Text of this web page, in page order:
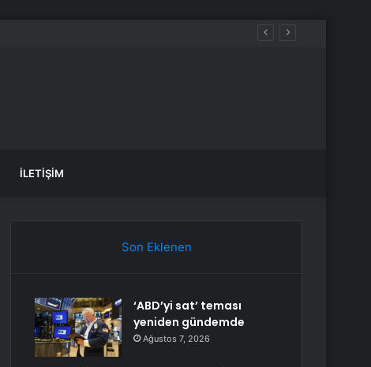
İLETIŞIM
Son Eklenen
‘ABD’yi sat’ teması
yeniden gündemde
Ağustos 7, 2026